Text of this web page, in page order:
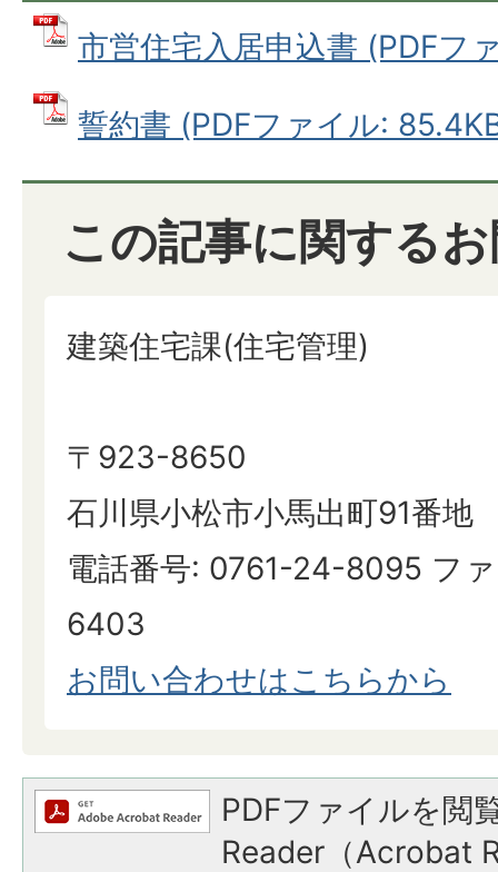
市営住宅入居申込書 (PDFフ
誓約書 (PDFファイル:
この記事に関する
建築住宅課(住宅管理)
〒923-8650
石川県小松市小馬出町91番地
電話番号: 0761-24-8095 フ
6403
お問い合わせはこちらから
PDFファイルを閲
Reader（Acrobat